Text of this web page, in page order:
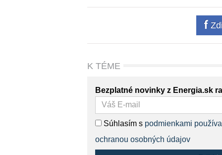
K TÉME
Bezplatné novinky z Energia.sk
Súhlasím s podmienkami
ochranou osobných údajov